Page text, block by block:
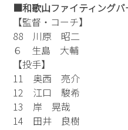
■和歌山ファイティングバ
【監督・コーチ】
88 川原 昭二
６ 生島 大輔
【投手】
11 奥西 亮介
12 江口 駿希
13 岸 晃哉
14 田井 良樹